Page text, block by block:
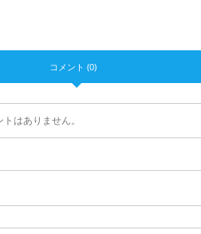
コメント (0)
はありません。